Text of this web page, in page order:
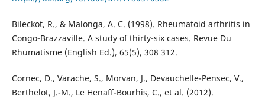
Bileckot, R., & Malonga, A. C. (1998). Rheumatoid arthritis in
Congo-Brazzaville. A study of thirty-six cases. Revue Du
Rhumatisme (English Ed.), 65(5), 308 312.
Cornec, D., Varache, S., Morvan, J., Devauchelle-Pensec, V.,
Berthelot, J.-M., Le Henaff-Bourhis, C., et al. (2012).